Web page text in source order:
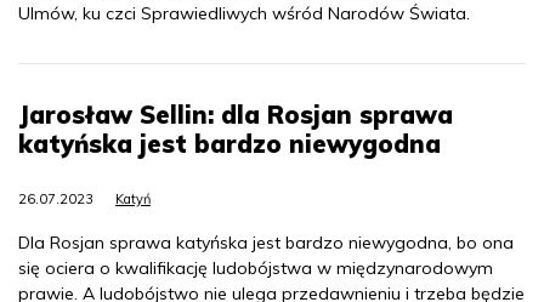
Ulmów, ku czci Sprawiedliwych wśród Narodów Świata.
Jarosław Sellin: dla Rosjan sprawa
katyńska jest bardzo niewygodna
26.07.2023 Katyń
Dla Rosjan sprawa katyńska jest bardzo niewygodna, bo ona
się ociera o kwalifikację ludobójstwa w międzynarodowym
prawie. A ludobójstwo nie ulega przedawnieniu i trzeba będzie